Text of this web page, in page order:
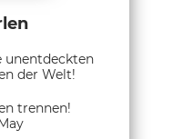
unentdeckten
der Welt!
trennen!